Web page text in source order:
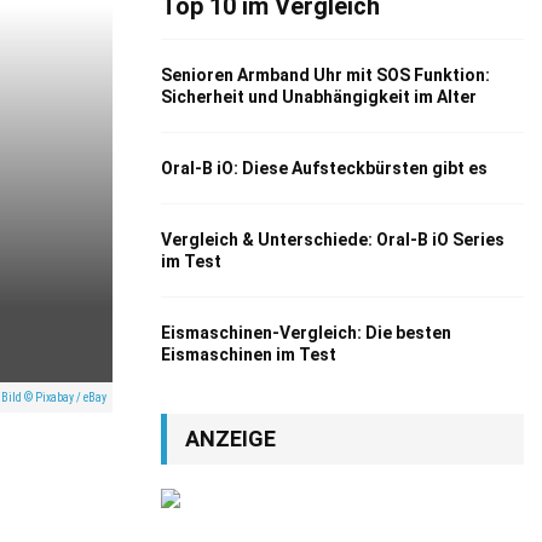
Bild © Pixabay / eBay
Top 10 im Vergleich
Senioren Armband Uhr mit SOS Funktion:
Sicherheit und Unabhängigkeit im Alter
Oral-B iO: Diese Aufsteckbürsten gibt es
Vergleich & Unterschiede: Oral-B iO Series
im Test
Eismaschinen-Vergleich: Die besten
Eismaschinen im Test
ANZEIGE